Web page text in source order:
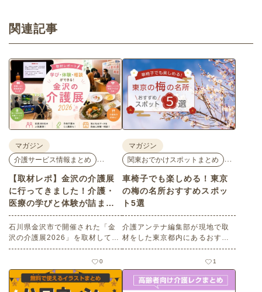
関連記事
マガジン
介護サービス情報まとめ
…
【取材レポ】金沢の介護展
に行ってきました！介護・
医療の学びと体験が詰まっ
た1日。
石川県金沢市で開催された「金
沢の介護展2026」を取材してき
ました。医師による人気講演か
ら、気軽に参加できるミニ講
座、体験型の企業ブースまで、
介護・医療・健康の“学び・体
0
マガジン
関東おでかけスポットまとめ
…
車椅子でも楽しめる！東京
の梅の名所おすすめスポッ
ト5選
介護アンテナ編集部が現地で取
材をした東京都内にあるおすす
めの梅の名所を５選紹介しま
す。見どころはもちろんのこと
バリアフリーの設備面について
も紹介しているので、介護施設
1